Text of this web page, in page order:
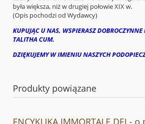
była większa, niż w drugiej połowie XIX w.
(Opis pochodzi od Wydawcy)
KUPUJĄC U NAS, WSPIERASZ
TALITHA CUM.
DZIĘKUJEMY W IMIENIU NASZYCH
Produkty powiązane
ENCYKLIKA IMMORTALE DEI -